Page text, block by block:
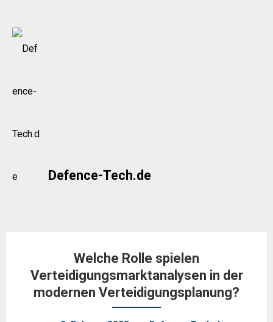
Skip
Defence-Tech.de
Welche Rolle spielen
Verteidigungsmarktanalysen in der
modernen Verteidigungsplanung?